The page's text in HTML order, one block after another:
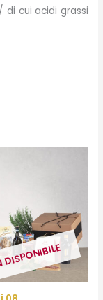
/ di cui acidi grassi